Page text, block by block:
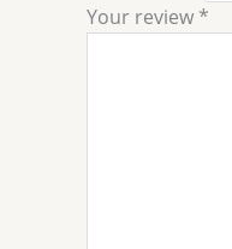
Your review *